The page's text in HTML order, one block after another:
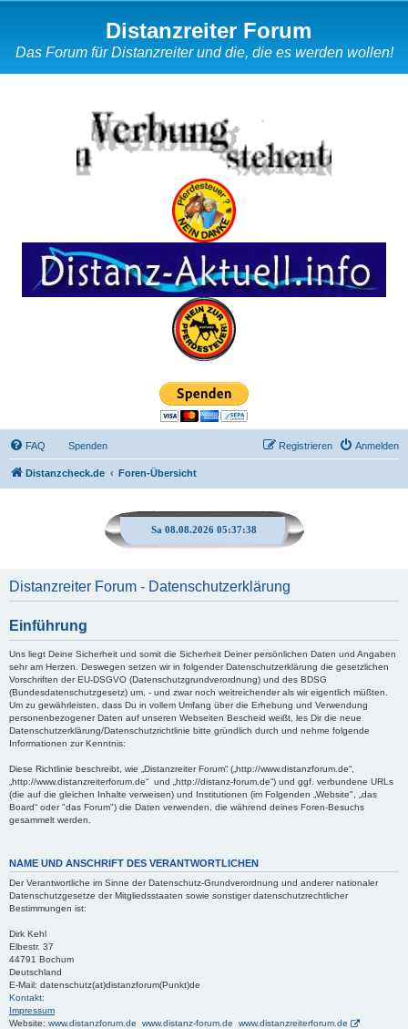
Distanzreiter Forum
Das Forum für Distanzreiter und die, die es werden wollen!
FAQ Spenden Anmelden
Registrieren
Distanzcheck.de Foren-Übersicht
Sa 08.08.2026 05:37:39
Distanzreiter Forum - Datenschutzerklärung
Einführung
Uns liegt Deine Sicherheit und somit die Sicherheit Deiner persönlichen Daten und Angaben
sehr am Herzen. Deswegen setzen wir in folgender Datenschutzerklärung die gesetzlichen
Vorschriften der EU-DSGVO (Datenschutzgrundverordnung) und des BDSG
(Bundesdatenschutzgesetz) um, - und zwar noch weitreichender als wir eigentlich müßten.
Um zu gewährleisten, dass Du in vollem Umfang über die Erhebung und Verwendung
personenbezogener Daten auf unseren Webseiten Bescheid weißt, les Dir die neue
Datenschutzerklärung/Datenschutzrichtlinie bitte gründlich durch und nehme folgende
Informationen zur Kenntnis:
Diese Richtlinie beschreibt, wie „Distanzreiter Forum“ („http://www.distanzforum.de“,
„http://www.distanzreiterforum.de“ und „http://distanz-forum.de“) und ggf. verbundene URLs
(die auf die gleichen Inhalte verweisen) und Institutionen (im Folgenden „Website", „das
Board“ oder "das Forum") die Daten verwenden, die während deines Foren-Besuchs
gesammelt werden.
NAME UND ANSCHRIFT DES VERANTWORTLICHEN
Der Verantwortliche im Sinne der Datenschutz-Grundverordnung und anderer nationaler
Datenschutzgesetze der Mitgliedsstaaten sowie sonstiger datenschutzrechtlicher
Bestimmungen ist:
Dirk Kehl
Elbestr. 37
44791 Bochum
Deutschland
E-Mail: datenschutz(at)distanzforum(Punkt)de
Kontakt:
Impressum
Website: www.distanzforum.de www.distanz-forum.de www.distanzreiterforum.de